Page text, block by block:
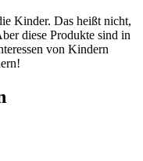
Kinder. Das heißt nicht,
diese Produkte sind in
von Kindern